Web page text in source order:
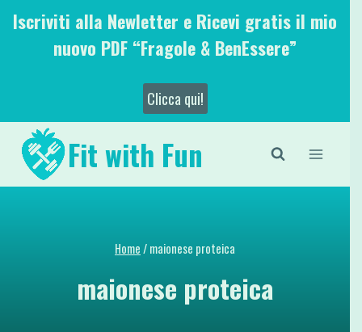
SaltaIscriviti alla Newletter e Ricevi gratis il mio
nuovo PDF “Fragole & BenEssere”
Clicca qui!
Fit with Fun
Home/maionese proteica
maionese proteica